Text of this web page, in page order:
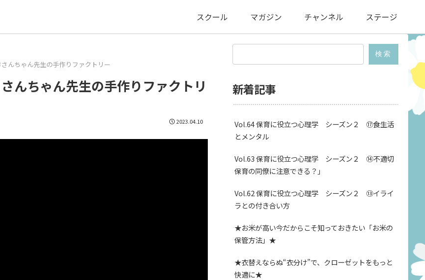
スクール マガジン チャンネル ステージ
んちゃん先生の手作りファクトリー
んちゃん先生の手作りファクトリ
2023.04.10
検索
新着記事
Vol.64 保育に役立つ心理学 シーズン２ ⑰食生活
とメンタル
Vol.63 保育に役立つ心理学 シーズン２ ⑭不適切
保育の同僚に注意できる？」
Vol.62 保育に役立つ心理学 シーズン２ ⑬イライ
ラとの付き合い方
★お米が高い今だからこそ知っておきたい「お米の
保管方法」★
★衣替えならぬ“衣分け”で、クローゼットをもっと
快適に★